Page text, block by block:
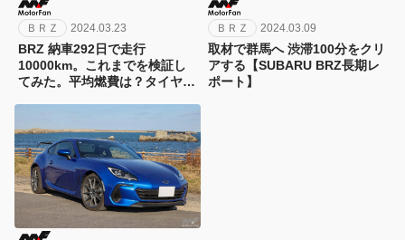
ＢＲＺ 2024.03.23
BRZ 納車292日で走行
10000km。これまでを検証し
てみた。平均燃費は？タイヤの
ＢＲＺ 2024.03.09
取材で群馬へ 渋滞100分をクリ
アする【SUBARU BRZ長期レ
ポート】